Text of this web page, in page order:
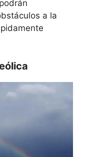
a la